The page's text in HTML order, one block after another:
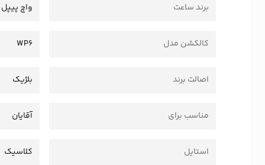
برند ساعت واچ پیپل
کالکشن مدل WP6
اصالت برند بلژیک
مناسب برای آقایان
استایل کلاسیک